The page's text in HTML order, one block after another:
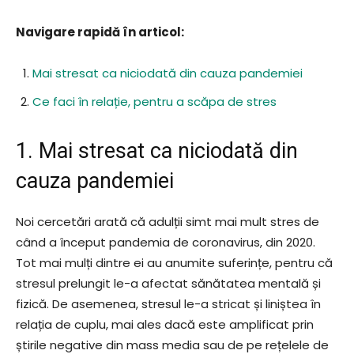
Navigare rapidă în articol:
Mai stresat ca niciodată din cauza pandemiei
Ce faci în relație, pentru a scăpa de stres
1. Mai stresat ca niciodată din
cauza pandemiei
Noi cercetări arată că adulții simt mai mult stres de
când a început pandemia de coronavirus, din 2020.
Tot mai mulți dintre ei au anumite suferințe, pentru că
stresul prelungit le-a afectat sănătatea mentală și
fizică. De asemenea, stresul le-a stricat și liniștea în
relația de cuplu, mai ales dacă este amplificat prin
știrile negative din mass media sau de pe rețelele de